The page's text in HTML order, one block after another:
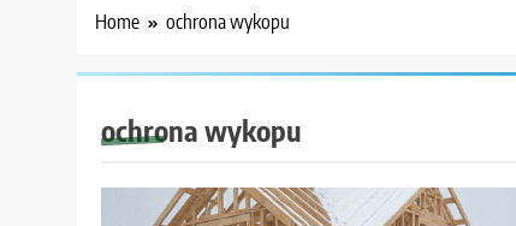
Home ochrona wykopu
ochrona wykopu